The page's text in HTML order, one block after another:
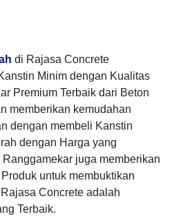
di Rajasa Concrete
Minim dengan Kualitas
Premium Terbaik dari Beton
memberikan kemudahan
dengan membeli Kanstin
dengan Harga yang
juga memberikan
untuk membuktikan
Concrete adalah
Terbaik.